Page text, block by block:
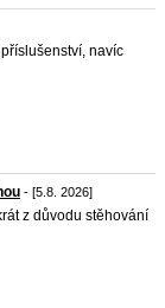
navíc
- [5.8. 2026]
z důvodu stěhování